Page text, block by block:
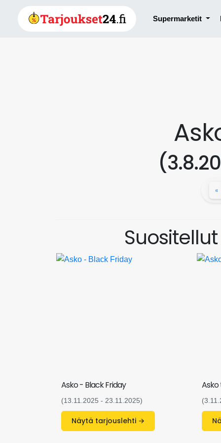
Supermarketit
«
Asko - Black Friday
(13.11.2025 - 23.11.2025)
Näytä tarjouslehti →